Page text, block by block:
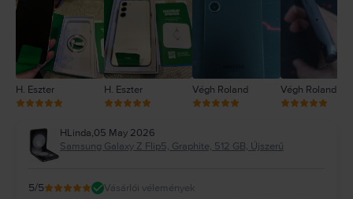
1
H. Eszter H. Eszter Végh Roland Végh Roland
HLinda,05 May 2026
Samsung Galaxy Z Flip5, Graphite, 512 GB, Újszerű
5/5 Vásárlói vélemények